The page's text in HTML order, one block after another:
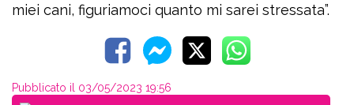
miei cani, figuriamoci quanto mi sarei stressata”.
Pubblicato il 03/05/2023 19:56